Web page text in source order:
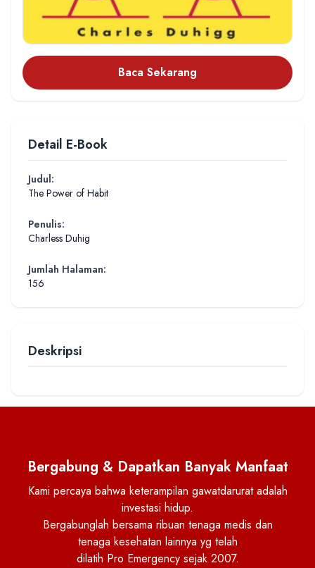
Baca Sekarang
Detail E-Book
Judul:
The Power of Habit
Penulis:
Charless Duhig
Jumlah Halaman:
156
Deskripsi
Bergabung & Dapatkan Banyak Manfaat
Kami percaya bahwa keterampilan gawatdarurat adalah
investasi hidup.
Bergabunglah bersama ribuan tenaga medis dan
tenaga kesehatan lainnya yg telah
dilatih Pro Emergency sejak 2007.